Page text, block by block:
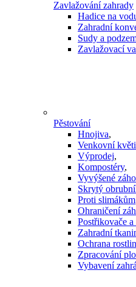
Zavlažování zahrady
Hadice na
Zahradní
Sudy a
Zavlažovací
Pěstování
Hnojiva,
Venkovní
Výprodej,
Kompostéry,
Vyvýšené
Skrytý
Proti slimákům
Ohraničení
Postřikovače
Zahradní
Ochrana rostlin
Zpracování
Vybavení